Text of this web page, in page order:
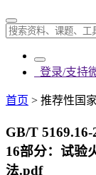
登录/支持
首页 > 推荐性国
GB/T
16部分：试验
法.pdf